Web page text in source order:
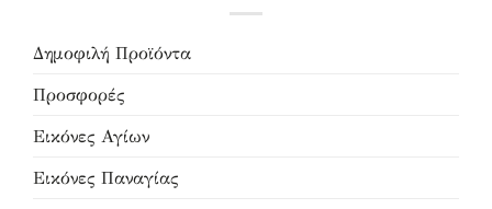
Δημοφιλή Προϊόντα
Προσφορές
Εικόνες Αγίων
Εικόνες Παναγίας